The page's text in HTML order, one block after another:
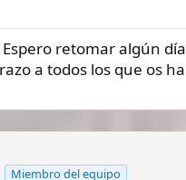
Espero retomar algún
a todos los que os
Miembro del equipo